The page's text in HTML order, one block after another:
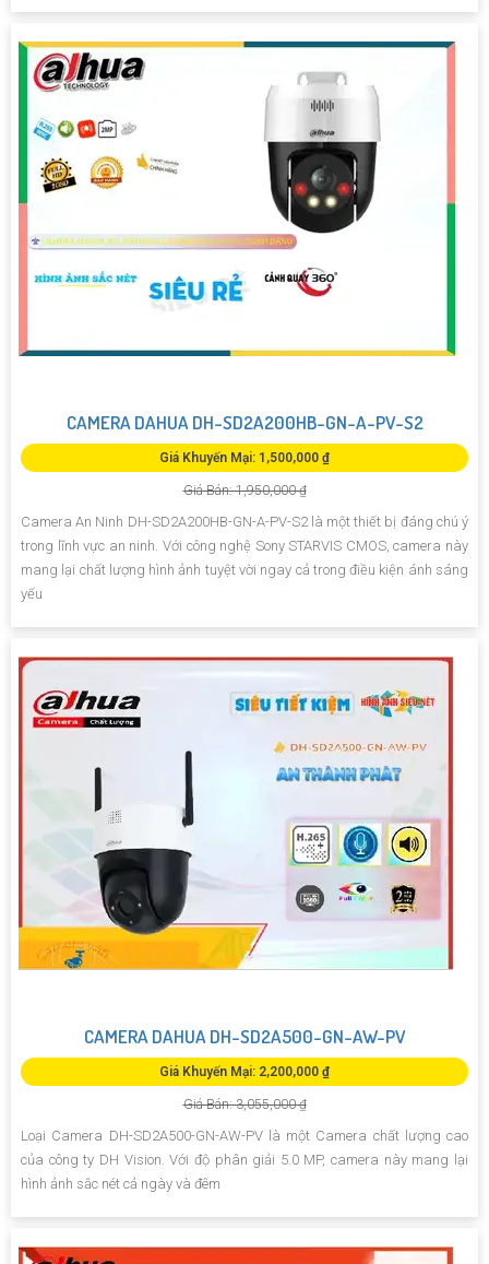
CAMERA DAHUA DH-SD2A200HB-GN-A-PV-S2
Giá Khuyến Mại: 1,500,000 ₫
Giá Bán: 1,950,000 ₫
Camera An Ninh DH-SD2A200HB-GN-A-PV-S2 là một thiết bị đáng chú ý
trong lĩnh vực an ninh. Với công nghệ Sony STARVIS CMOS, camera này
mang lại chất lượng hình ảnh tuyệt vời ngay cả trong điều kiện ánh sáng
yếu
CAMERA DAHUA DH-SD2A500-GN-AW-PV
Giá Khuyến Mại: 2,200,000 ₫
Giá Bán: 3,055,000 ₫
Loại Camera DH-SD2A500-GN-AW-PV là một Camera chất lượng cao
của công ty DH Vision. Với độ phân giải 5.0 MP, camera này mang lại
hình ảnh sắc nét cả ngày và đêm